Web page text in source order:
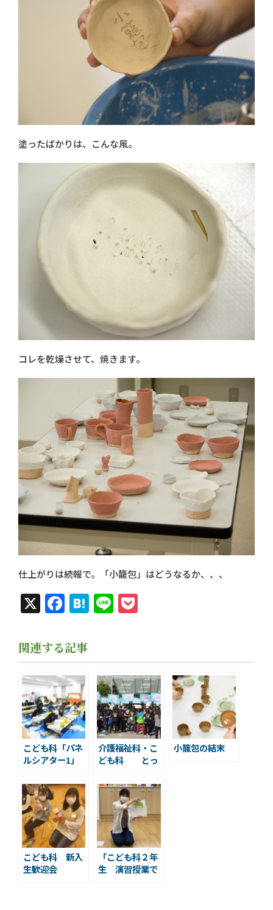
塗ったばかりは、こんな風。
コレを乾燥させて、焼きます。
仕上がりは続報で。「小籠包」はどうなるか、、、
X Facebook
Hatena
Line
関連する記事
こども科「パネ
ルシアター1」
介護福祉科・こ
ども科 とっ
ボランティア
小籠包の結末
こども科 新入
生歓迎会
「こども科２年
生 演習授業で